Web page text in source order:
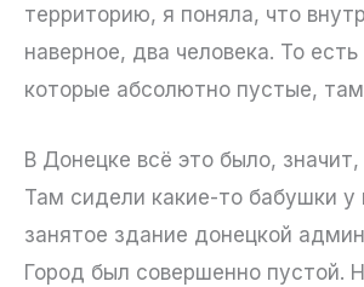
территорию, я поняла, что
наверное, два человека. То
которые абсолютно пустые, там
В Донецке всё это было,
Там сидели какие-то бабушки у
занятое здание донецкой
Город был совершенно пустой.